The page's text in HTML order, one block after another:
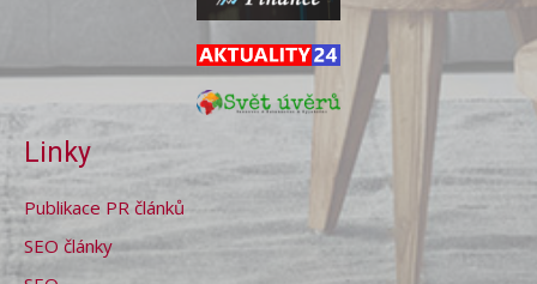
Linky
Publikace PR článků
SEO články